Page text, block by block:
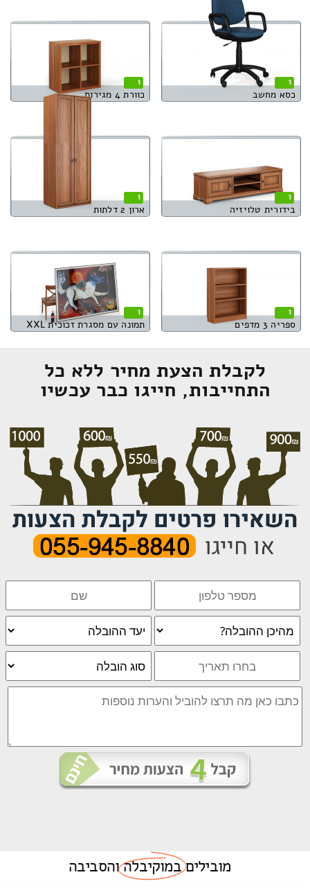
1
כסא מחשב
1
כוורת 4 מגירות
1
בידורית טלויזיה
1
ארון 2 דלתות
1
ספריה 3 מדפים
1
תמונה עם מסגרת זכוכית XXL
לקבלת הצעת מחיר ללא כל
התחייבות, חייגו כבר עכשיו
מוביליםבמוקיבלהוהסביבה